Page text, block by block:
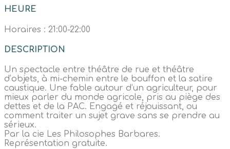
HEURE
Horaires : 21:00-22:00
DESCRIPTION
Un spectacle entre théâtre de rue et théâtre
d’objets, à mi-chemin entre le bouffon et la satire
caustique. Une fable autour d’un agriculteur, pour
mieux parler du monde agricole, pris au piège des
dettes et de la PAC. Engagé et réjouissant, ou
comment traiter un sujet grave sans se prendre au
sérieux.
Par la cie Les Philosophes Barbares.
Représentation gratuite.